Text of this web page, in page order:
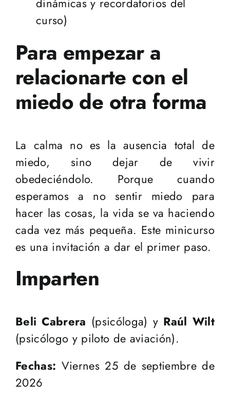
curso)
Para empezar a
relacionarte con el
miedo de otra forma
La calma no es la ausencia total de
miedo, sino dejar de vivir
obedeciéndolo. Porque cuando
esperamos a no sentir miedo para
hacer las cosas, la vida se va haciendo
cada vez más pequeña. Este minicurso
es una invitación a dar el primer paso.
Imparten
Beli Cabrera (psicóloga) y Raúl Wilt
(psicólogo y piloto de aviación).
Fechas: Viernes 25 de septiembre de
2026